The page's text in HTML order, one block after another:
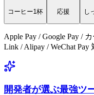
コーヒー1杯
応援
し
Apple Pay / Google Pay /
Link / Alipay / WeChat Pay
開発者が選ぶ最強ツ